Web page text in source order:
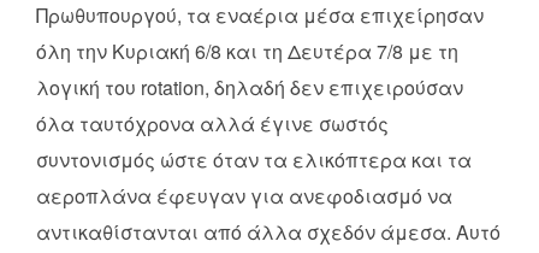
Πρωθυπουργού, τα εναέρια μέσα επιχείρησαν
όλη την Κυριακή 6/8 και τη Δευτέρα 7/8 με τη
λογική του rotation, δηλαδή δεν επιχειρούσαν
όλα ταυτόχρονα αλλά έγινε σωστός
συντονισμός ώστε όταν τα ελικόπτερα και τα
αεροπλάνα έφευγαν για ανεφοδιασμό να
αντικαθίστανται από άλλα σχεδόν άμεσα. Αυτό